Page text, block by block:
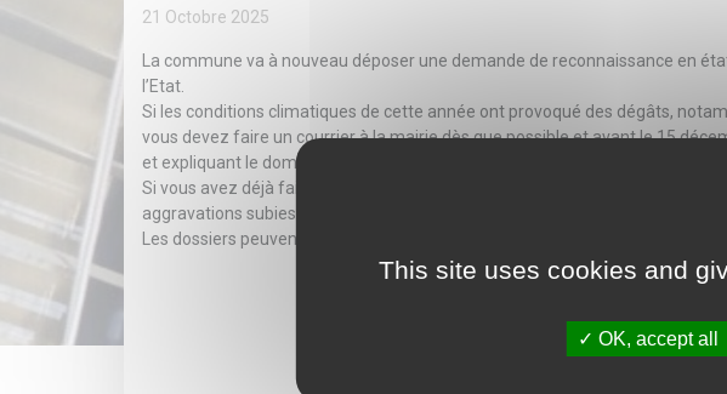
21 Octobre 2025
La commune va à nouveau déposer une demande de reconnaissance en
l’Etat.
Si les conditions climatiques de cette année ont provoqué des dégâts,
vous devez faire un courrier à la mairie dès que possible et avant le 15
et expliquant le dommage accompagné de photos.
Si vous avez déjà fait une déclaration les années précédentes, veuillez
aggravations subies.
Les dossiers peuvent être envoyés par mail à
ou déposés
This site uses cookies and
OK, accept all